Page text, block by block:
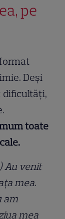
pe
Deși
dificultăți,
toate
Au venit
mea.
am
mea